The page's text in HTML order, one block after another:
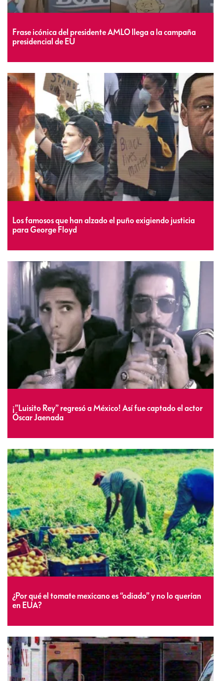
Frase icónica del presidente AMLO llega a la campaña
presidencial de EU
Los famosos que han alzado el puño exigiendo justicia
para George Floyd
¡”Luisito Rey” regresó a México! Así fue captado el actor
Óscar Jaenada
¿Por qué el tomate mexicano es “odiado” y no lo querían
en EUA?